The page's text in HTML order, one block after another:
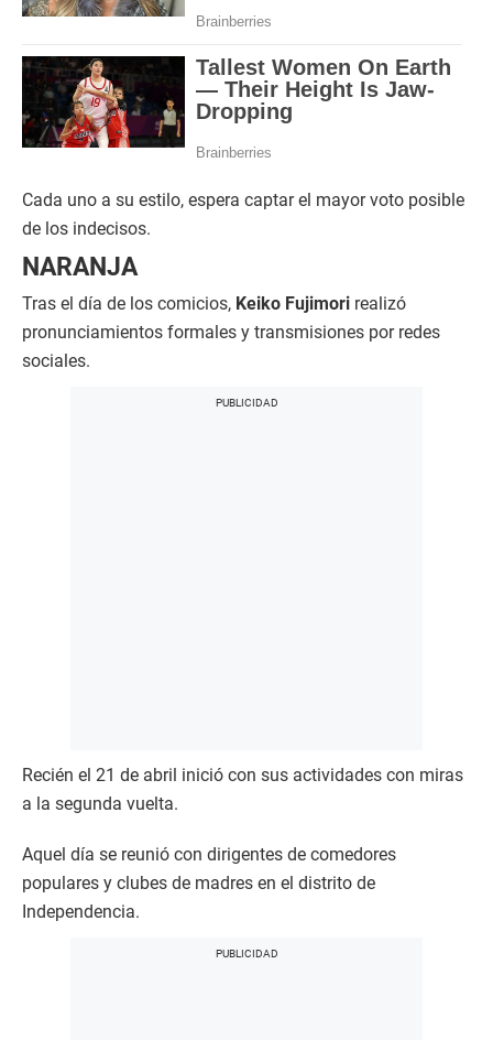
Cada uno a su estilo, espera captar el mayor voto posible
de los indecisos.
NARANJA
Tras el día de los comicios, Keiko Fujimori realizó
pronunciamientos formales y transmisiones por redes
sociales.
Recién el 21 de abril inició con sus actividades con miras
a la segunda vuelta.
Aquel día se reunió con dirigentes de comedores
populares y clubes de madres en el distrito de
Independencia.